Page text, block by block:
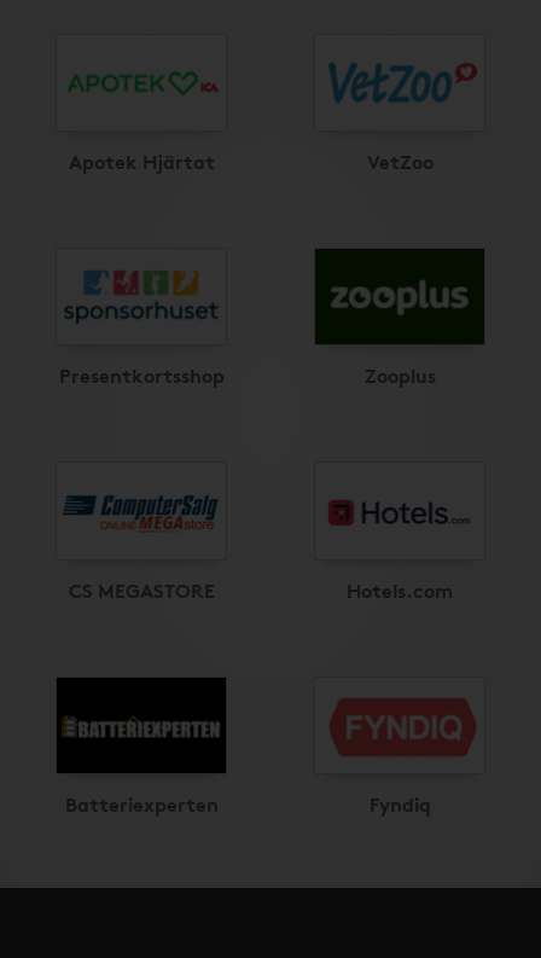
Apotek Hjärtat VetZoo
Presentkortsshop Zooplus
CS MEGASTORE Hotels.com
Batteriexperten Fyndiq